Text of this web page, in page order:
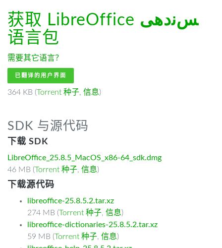
获取 LibreOffice ﺲﻧﺩھی
语言包
需要其它语言？
已翻译的用户界面
364 KB (Torrent 种子, 信息)
SDK 与源代码
下载 SDK
LibreOffice_25.8.5_MacOS_x86-64_sdk.dmg
46 MB (Torrent 种子, 信息)
下载源代码
libreoffice-25.8.5.2.tar.xz
274 MB (Torrent 种子, 信息)
libreoffice-dictionaries-25.8.5.2.tar.xz
59 MB (Torrent 种子, 信息)